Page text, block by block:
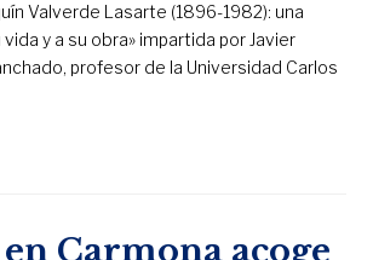
Valverde Lasarte (1896-1982): una
y a su obra» impartida por Javier
profesor de la Universidad Carlos
Carmona acoge